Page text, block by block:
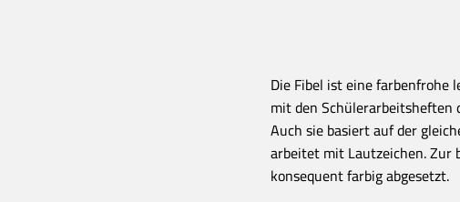
Die Fibel ist eine farbenfrohe
mit den Schülerarbeitsheften
Auch sie basiert auf der
arbeitet mit Lautzeichen. Zur
konsequent farbig abgesetzt.